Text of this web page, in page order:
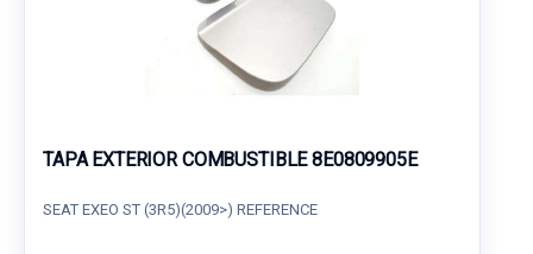
TAPA EXTERIOR COMBUSTIBLE 8E0809905E
SEAT EXEO ST (3R5)(2009>) REFERENCE